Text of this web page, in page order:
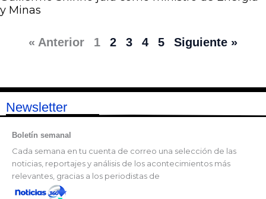
y Minas
« Anterior 1 2 3 4 5 Siguiente »
Newsletter
Boletín semanal
Cada semana en tu cuenta de correo una selección de las
noticias, reportajes y análisis de los acontecimientos más
relevantes, gracias a los periodistas de